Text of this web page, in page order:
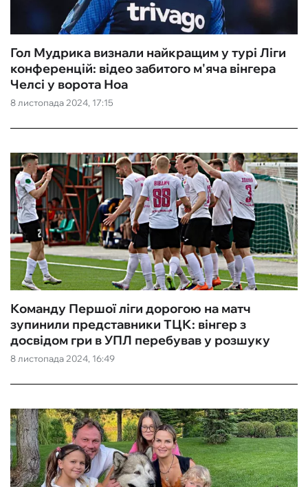
8 листопада 2024, 17:15
Гол Мудрика визнали найкращим у турі Ліги
конференцій: відео забитого м'яча вінгера
Челсі у ворота Ноа
8 листопада 2024, 16:49
Команду Першої ліги дорогою на матч
зупинили представники ТЦК: вінгер з
досвідом гри в УПЛ перебував у розшуку